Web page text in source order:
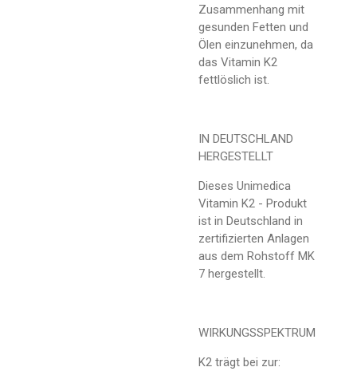
Zusammenhang mit
gesunden Fetten und
Ölen einzunehmen, da
das Vitamin K2
fettlöslich ist.
IN DEUTSCHLAND
HERGESTELLT
Dieses Unimedica
Vitamin K2 - Produkt
ist in Deutschland in
zertifizierten Anlagen
aus dem Rohstoff MK
7 hergestellt.
WIRKUNGSSPEKTRUM
K2 trägt bei zur: